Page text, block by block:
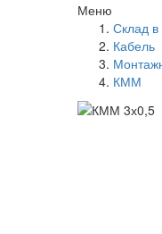
Меню
Склад
Кабель
КММ